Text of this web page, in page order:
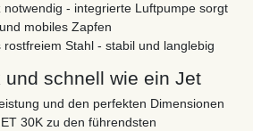
notwendig - integrierte Luftpumpe sorgt
mobiles Zapfen
rostfreiem Stahl - stabil und langlebig
und schnell wie ein Jet
und den perfekten Dimensionen
30K zu den führendsten